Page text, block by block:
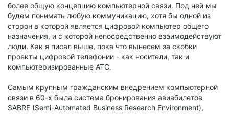
более общую концепцию компьютерной связи. Под ней мы
будем понимать любую коммуникацию, хотя бы одной из
сторон в которой является цифровой компьютер общего
назначения, и с которой непосредственно взаимодействуют
люди. Как я писал выше, пока что вынесем за скобки
проекты цифровой телефонии - как носители, так и
компьютеризированные АТС.
Самым крупным гражданским внедрением компьютерной
связи в 60-х была система бронирования авиабилетов
SABRE (Semi-Automated Business Research Environment),